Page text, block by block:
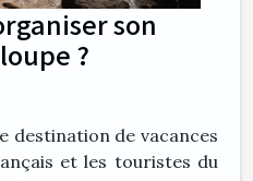
son
?
destination de vacances
et les touristes du